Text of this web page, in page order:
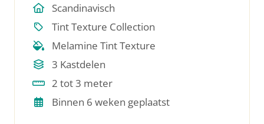
Scandinavisch
Tint Texture Collection
Melamine Tint Texture
3 Kastdelen
2 tot 3 meter
Binnen 6 weken geplaatst